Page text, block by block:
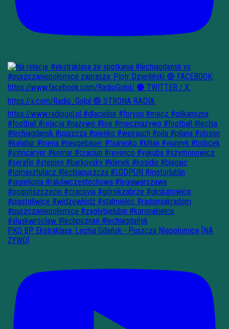
PKO BP Ekstraklasa: Lechia Gdańsk - Puszcza Niepołomice [NA
ŻYWO]